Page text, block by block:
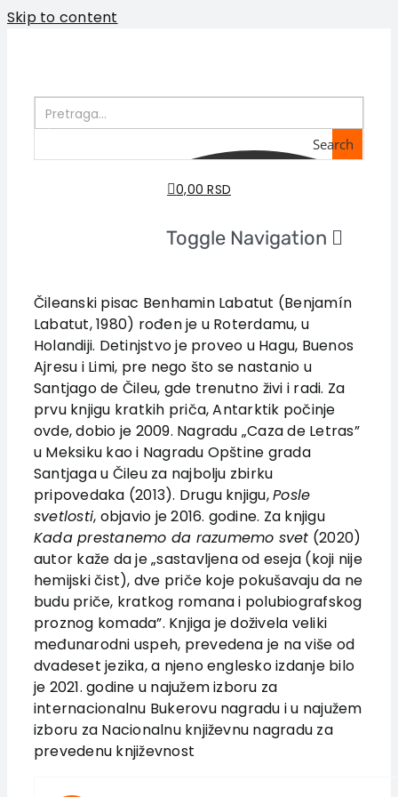
Skip to content
Search
0,00 RSD
Toggle Navigation
About us
Books
In preparation
Sale
Authors
News
EU PROJECTS
Contact
Čileanski pisac Benhamin Labatut (Benjamín
Labatut, 1980) rođen je u Roterdamu, u
Holandiji. Detinjstvo je proveo u Hagu, Buenos
Ajresu i Limi, pre nego što se nastanio u
Santjago de Čileu, gde trenutno živi i radi. Za
prvu knjigu kratkih priča, Antarktik počinje
ovde, dobio je 2009. Nagradu „Caza de Letras”
u Meksiku kao i Nagradu Opštine grada
Santjaga u Čileu za najbolju zbirku
pripovedaka (2013). Drugu knjigu,Posle
svetlosti, objavio je 2016. godine. Za knjigu
Kada prestanemo da razumemo svet (2020)
autor kaže da je „sastavljena od eseja (koji nije
hemijski čist), dve priče koje pokušavaju da ne
budu priče, kratkog romana i polubiografskog
proznog komada”. Knjiga je doživela veliki
međunarodni uspeh, prevedena je na više od
dvadeset jezika, a njeno englesko izdanje bilo
je 2021. godine u najužem izboru za
internacionalnu Bukerovu nagradu i u najužem
izboru za Nacionalnu književnu nagradu za
prevedenu književnost